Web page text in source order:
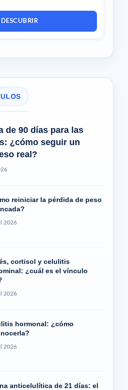
DESCUBRIR
de 90 días para las
¿cómo seguir un
real?
reiniciar la pérdida de peso
2026
cortisol y celulitis
¿cuál es el vínculo
2026
hormonal: ¿cómo
2026
anticelulítica de 21 días: el